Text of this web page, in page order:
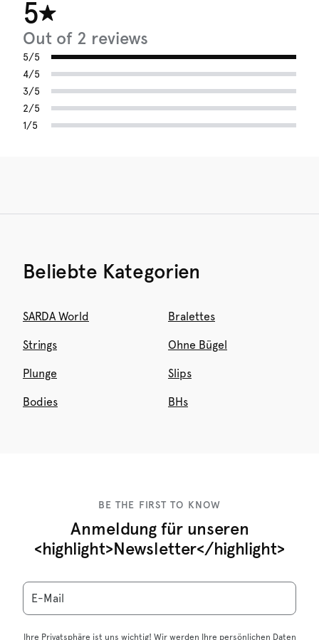
5
Out of 2 reviews
5/5
4/5
3/5
2/5
1/5
Beliebte Kategorien
SARDA World Bralettes
Strings Ohne Bügel
Plunge Slips
Bodies BHs
BE THE FIRST TO KNOW
Anmeldung für unseren
<highlight>Newsletter</highlight>
E-Mail
Ihre Privatsphäre ist uns wichtig! Wir werden Ihre persönlichen Daten